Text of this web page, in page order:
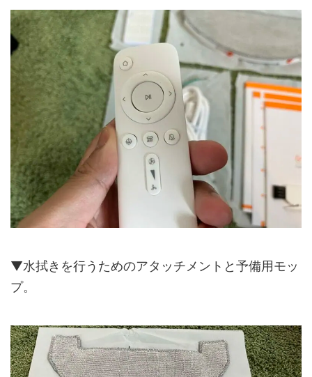
▼水拭きを行うためのアタッチメントと予備用モッ
プ。